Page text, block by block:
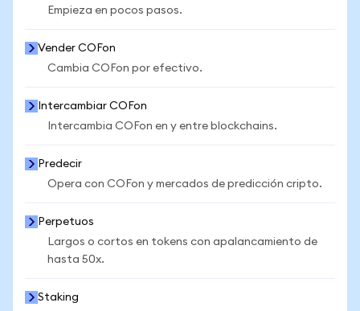
Empieza en pocos pasos.
Vender COFon
Cambia COFon por efectivo.
Intercambiar COFon
Intercambia COFon en y entre blockchains.
Predecir
Opera con COFon y mercados de predicción cripto.
Perpetuos
Largos o cortos en tokens con apalancamiento de
hasta 50x.
Staking